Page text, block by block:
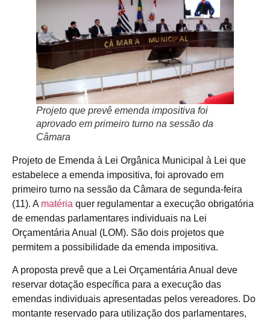
Projeto que prevê emenda impositiva foi
aprovado em primeiro turno na sessão da
Câmara
Projeto de Emenda à Lei Orgânica Municipal à Lei que
estabelece a emenda impositiva, foi aprovado em
primeiro turno na sessão da Câmara de segunda-feira
(11). A matéria quer regulamentar a execução obrigatória
de emendas parlamentares individuais na Lei
Orçamentária Anual (LOM). São dois projetos que
permitem a possibilidade da emenda impositiva.
A proposta prevê que a Lei Orçamentária Anual deve
reservar dotação específica para a execução das
emendas individuais apresentadas pelos vereadores. Do
montante reservado para utilização dos parlamentares,